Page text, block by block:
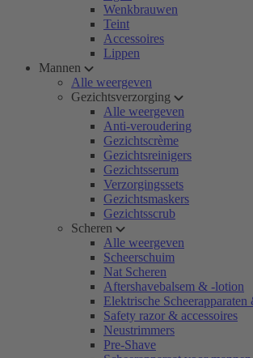
Wenkbrauwen
Teint
Accessoires
Lippen
Mannen
Alle weergeven
Gezichtsverzorging
Alle weergeven
Anti-veroudering
Gezichtscrème
Gezichtsreinigers
Gezichtsserum
Verzorgingssets
Gezichtsmaskers
Gezichtsscrub
Scheren
Alle weergeven
Scheerschuim
Nat Scheren
Aftershavebalsem & -lotion
Elektrische
Safety razor & accessoires
Neustrimmers
Pre-Shave